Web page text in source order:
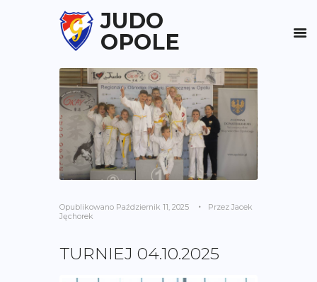
JUDO
OPOLE
Opublikowano Październik 11, 2025 Przez Jacek
Jęchorek
TURNIEJ 04.10.2025